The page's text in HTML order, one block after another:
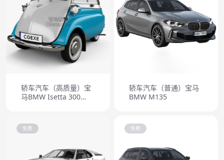
轿车汽车（高质量）宝
马BMW Isetta 300
轿车汽车（普通）宝马
BMW M135
免费 免费